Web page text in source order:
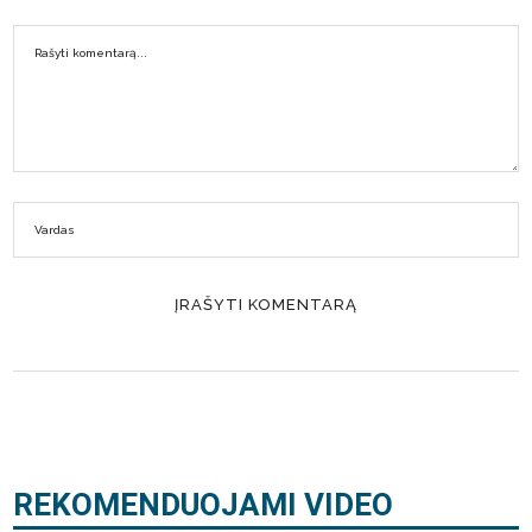
REKOMENDUOJAMI VIDEO